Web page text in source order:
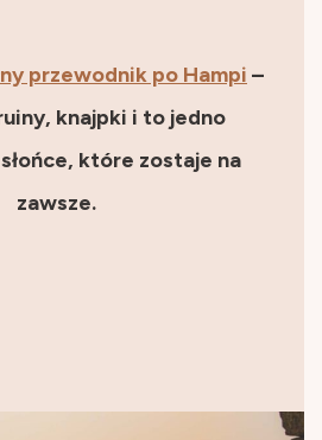
przewodnik po Hampi –
knajpki i to jedno
które zostaje na
zawsze.